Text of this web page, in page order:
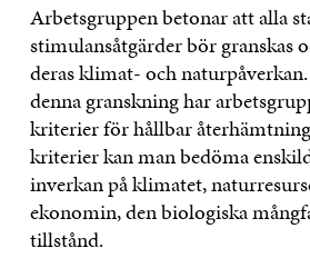
Arbetsgruppen betonar att alla
stimulansåtgärder bör granskas
deras klimat- och
denna granskning har
kriterier för hållbar
kriterier kan man bedöma
inverkan på klimatet,
ekonomin, den biologiska
tillstånd.